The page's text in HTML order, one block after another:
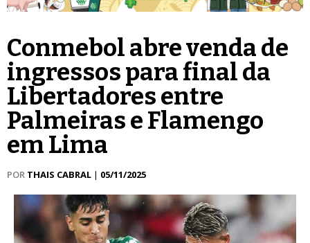
Conmebol abre venda de
ingressos para final da
Libertadores entre
Palmeiras e Flamengo
em Lima
POR THAIS CABRAL | 05/11/2025